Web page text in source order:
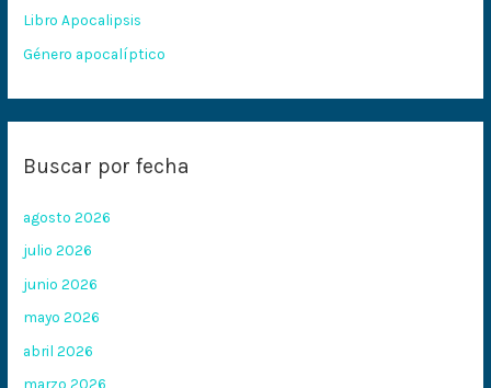
:Libro Apocalipsis
Género apocalíptico
Buscar por fecha
agosto 2026
julio 2026
junio 2026
mayo 2026
abril 2026
marzo 2026